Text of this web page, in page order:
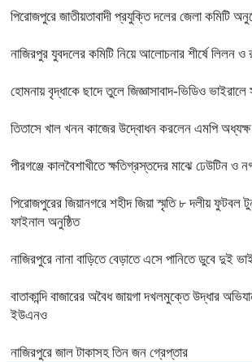
পিরোজপুরে জাতীয়তাবাদী প্রযুক্তি দলের জেলা কমিটি
নাজিরপুর যুবদলের কমিটি নিয়ে আলোচনার শীর্ষে লিলন ও
হোমনায় বৃদ্ধাকে ছাদে তুলে জিজ্ঞাসাবাদ-ভিডিও
তিতাসে খাল খনন কাজের উদ্বোধন করলেন এমপি
পীরগঞ্জে কালবৈশাখীতে ক্ষতিগ্রস্তদের মাঝে ঢেউটিন ও
পিরোজপুরের জিয়ানগরে শহীদ জিয়া স্মৃতি ৮ দলীয় ফুটবল
ফাইনাল অনুষ্ঠিত
নাজিরপুরে নানা বাড়িতে বেড়াতে এসে পানিতে ডুবে দুই
বাতাকান্দি বাজারের অবৈধ জায়গা দখলমুক্তে উদ্ধার
ইউএনও
নাজিরপুরে জাল টাকাসহ তিন জন গ্রেপ্তার